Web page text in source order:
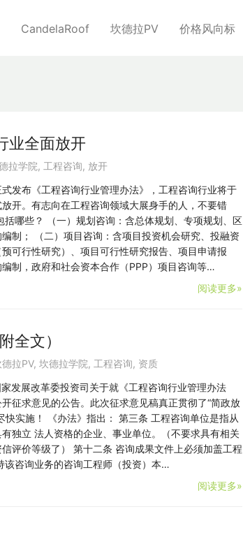
CandelaRoof 坎德拉PV 价格风向标
业全面放开
拉学院, 工程咨询, 放开
发布《工程咨询行业管理办法》，工程咨询行业将于
开。有志向在工程咨询领域大展身手的人，不要错
括哪些？ （一）规划咨询：含总体规划、专项规划、区
制； （二）项目咨询：含项目投资机会研究、投融资
可行性研究）、项目可行性研究报告、项目申请报
制，政府和社会资本合作（PPP）项目咨询等…
阅读更多»
全文）
拉PV, 坎德拉学院, 工程咨询, 资质
发展改革委投资司关于就《工程咨询行业管理办法
开征求意见的公告。此次征求意见稿真正贯彻了“简政放
快实施！ 《办法》指出： 第三条 工程咨询单位是指从
独立 法人资格的企业、事业单位。（不要求具有相关
评价等级了） 第十二条 咨询成果文件上必须加盖工程
该咨询业务的咨询工程师（投资）本…
阅读更多»